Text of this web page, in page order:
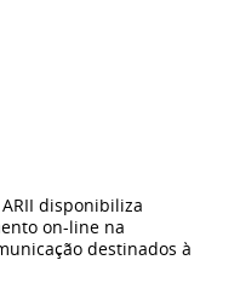
disponibiliza
on-line na
destinados à